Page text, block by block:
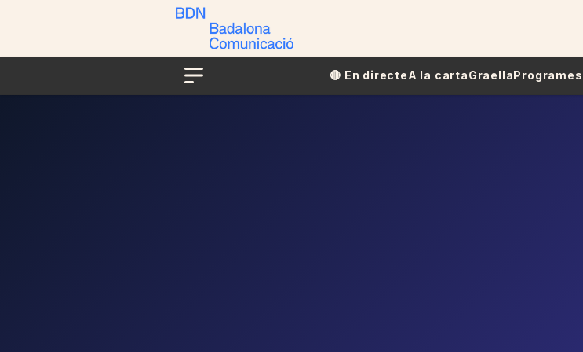
Menu
🔴​​ En directeA la cartaGraellaProgrames